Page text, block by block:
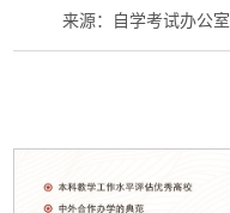
来源：自学考试办公室